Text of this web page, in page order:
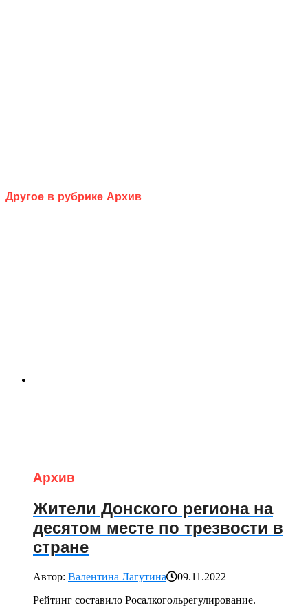
Другое в рубрике Архив
Архив
Жители Донского региона на
десятом месте по трезвости в
стране
Автор: Валентина Лагутина
09.11.2022
Рейтинг составило Росалкогольрегулирование.